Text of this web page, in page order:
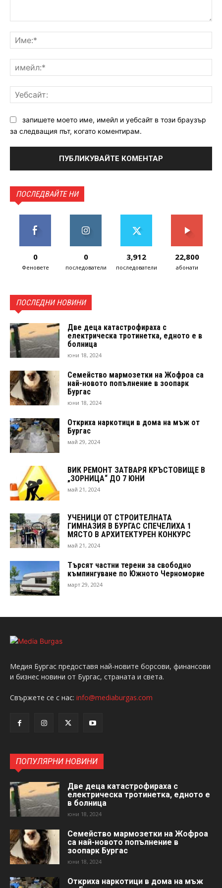
запишете моето име, имейл и уебсайт в този браузър
за следващия път, когато коментирам.
ПОСЛЕДВАЙТЕ НИ
0
Феновете
0
последователи
3,912
последователи
22,800
абонати
ПОСЛЕДНИ НОВИНИ
Две деца катастрофираха с
електрическа тротинетка, едното е в
болница
юни 18, 2024
Семейство мармозетки на Жофроа са
най-новото попълнение в зоопарк
Бургас
юни 18, 2024
Откриха наркотици в дома на мъж от
Бургас
май 29, 2024
ВИК РЕМОНТ ЗАТВАРЯ КРЪСТОВИЩЕ В
„ЗОРНИЦА“ ДО 7 ЮНИ
май 21, 2024
УЧЕНИЦИ ОТ СТРОИТЕЛНАТА
ГИМНАЗИЯ В БУРГАС СПЕЧЕЛИХА 1
МЯСТО В АРХИТЕКТУРЕН КОНКУРС
май 21, 2024
Търсят частни терени за свободно
къмпингуване по Южното Черноморие
март 29, 2024
Медия Бургас предоставя най-новите борсови, финансови
и бизнес новини от Бургас, страната и света.
Свържете се с нас: info@mediaburgas.com
ПОПУЛЯРНИ НОВИНИ
Две деца катастрофираха с
електрическа тротинетка, едното е
в болница
юни 18, 2024
Семейство мармозетки на Жофроа
са най-новото попълнение в
зоопарк Бургас
юни 18, 2024
Откриха наркотици в дома на мъж